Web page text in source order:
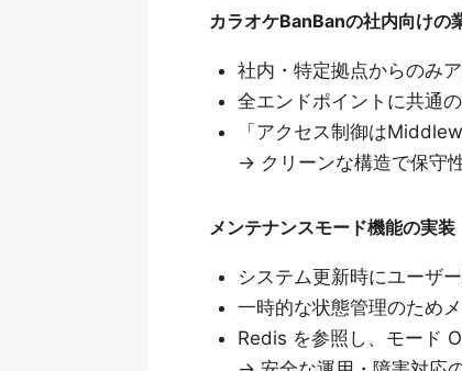
カラオケBanBanの社内向けの
社内・特定拠点からのみ
全エンドポイントに共通
「アクセス制御は
→ クリーンな構造で保守
メンテナンスモード機能の実装
システム更新時にユーザ
一時的な状態管理のため
Redis を参照し、モード